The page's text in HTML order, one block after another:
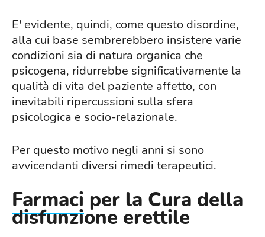
E' evidente, quindi, come questo disordine,
alla cui base sembrerebbero insistere varie
condizioni sia di natura organica che
psicogena, ridurrebbe significativamente la
qualità di vita del paziente affetto, con
inevitabili ripercussioni sulla sfera
psicologica e socio-relazionale.
Per questo motivo negli anni si sono
avvicendanti diversi rimedi terapeutici.
Farmaci per la Cura della
disfunzione erettile